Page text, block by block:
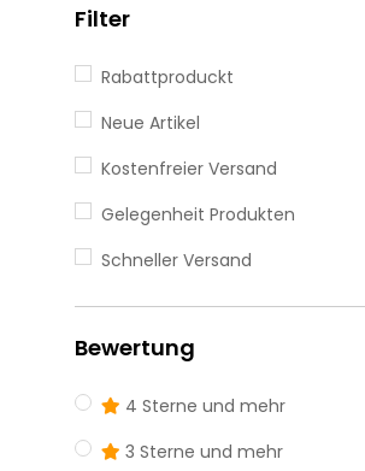
Filter
Rabattproduckt
Neue Artikel
Kostenfreier Versand
Gelegenheit Produkten
Schneller Versand
Bewertung
4 Sterne und mehr
3 Sterne und mehr